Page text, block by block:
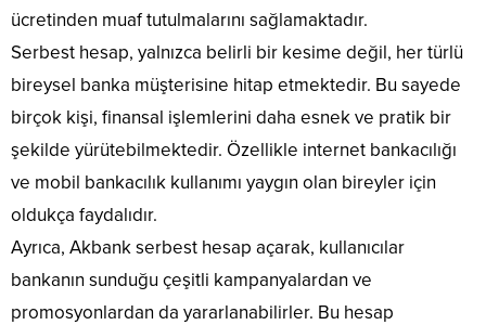
ücretinden muaf tutulmalarını sağlamaktadır.
Serbest hesap, yalnızca belirli bir kesime değil, her türlü
bireysel banka müşterisine hitap etmektedir. Bu sayede
birçok kişi, finansal işlemlerini daha esnek ve pratik bir
şekilde yürütebilmektedir. Özellikle internet bankacılığı
ve mobil bankacılık kullanımı yaygın olan bireyler için
oldukça faydalıdır.
Ayrıca, Akbank serbest hesap açarak, kullanıcılar
bankanın sunduğu çeşitli kampanyalardan ve
promosyonlardan da yararlanabilirler. Bu hesap